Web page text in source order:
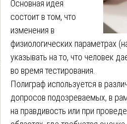
Основная идея
состоит в том, что
изменения в
физиологических параметрах
указывать на то, что человек
во время тестирования.
Полиграф используется в
допросов подозреваемых, в
на правдивость или при